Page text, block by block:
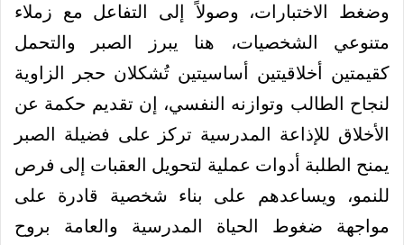
وضغط الاختبارات، وصولاً إلى التفاعل مع زملاء
متنوعي الشخصيات، هنا يبرز الصبر والتحمل
كقيمتين أخلاقيتين أساسيتين تُشكلان حجر الزاوية
لنجاح الطالب وتوازنه النفسي، إن تقديم حكمة عن
الأخلاق للإذاعة المدرسية تركز على فضيلة الصبر
يمنح الطلبة أدوات عملية لتحويل العقبات إلى فرص
للنمو، ويساعدهم على بناء شخصية قادرة على
مواجهة ضغوط الحياة المدرسية والعامة بروح